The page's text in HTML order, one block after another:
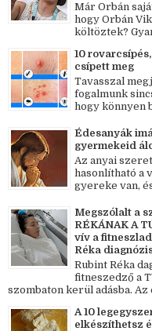
Már Orbán
hogy Orbán
költöztek?
10
csípett meg
Tavasszal
fogalmunk
hogy könnyen
Édesanyák
gyermekeid
Az anyai
hasonlítható a
gyereke van,
Megszólalt a
RÉKÁNAK A
vív a
Réka
Rubint Réka
fitneszedző a
szombaton kerül adásba. Az
A 10
elkészíthetsz